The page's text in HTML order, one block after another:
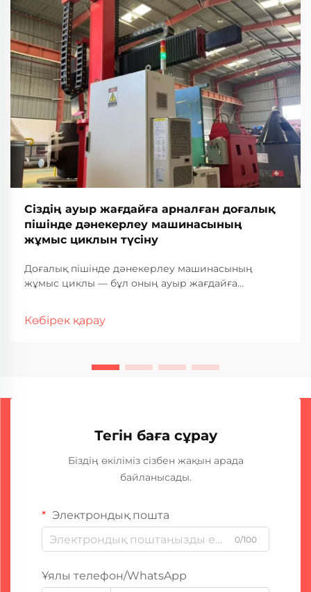
Сіздің ауыр жағдайға арналған доғалық
пішінде дәнекерлеу машинасының
жұмыс циклын түсіну
Доғалық пішінде дәнекерлеу машинасының
жұмыс циклы — бұл оның ауыр жағдайға
маңызды сипаттамалардың бірі. Бұл өлшем сіздің
Көбірек қарау
Тегін баға сұрау
Біздің өкіліміз сізбен жақын арада
байланысады.
Электрондық пошта
0/100
Ұялы телефон/WhatsApp